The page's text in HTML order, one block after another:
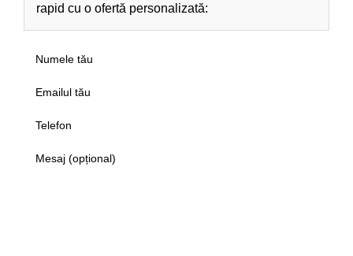
rapid cu o ofertă personalizată: